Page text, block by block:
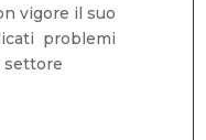
vigore il suo
problemi
settore